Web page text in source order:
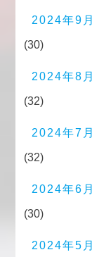
2024年9月
(30)
2024年8月
(32)
2024年7月
(32)
2024年6月
(30)
2024年5月